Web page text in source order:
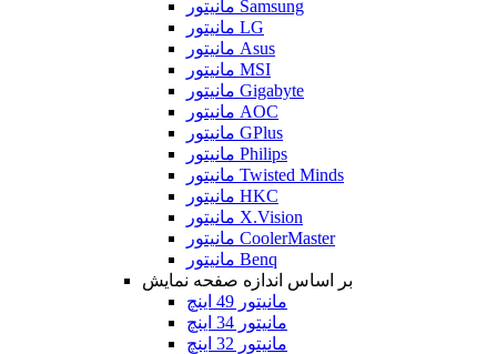
مانیتور Samsung
مانیتور LG
مانیتور Asus
مانیتور MSI
مانیتور Gigabyte
مانیتور AOC
مانیتور GPlus
مانیتور Philips
مانیتور Twisted Minds
مانیتور HKC
مانیتور X.Vision
مانیتور CoolerMaster
مانیتور Benq
بر اساس اندازه صفحه نمایش
مانیتور 49 اینچ
مانیتور 34 اینچ
مانیتور 32 اینچ